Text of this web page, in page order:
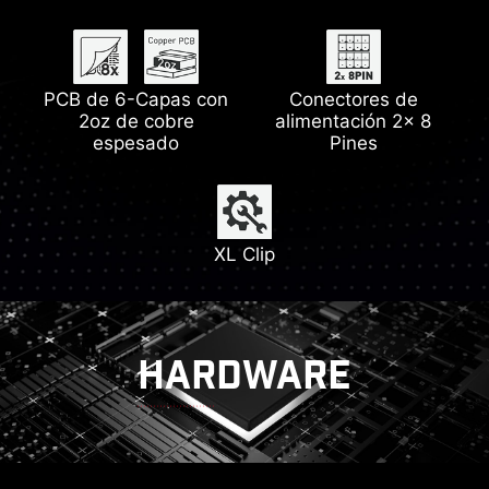
PCB de 6-Capas con
2oz de cobre
espesado
Conectores de
alimentación 2x 8
Pines
XL Clip
Wi-Fi 6E Soporta DDR5
Lightning Gen 4
Soporte del Pump Fan
Heatsink con
almohadilla térmica de
7W/mK
HARDWARE